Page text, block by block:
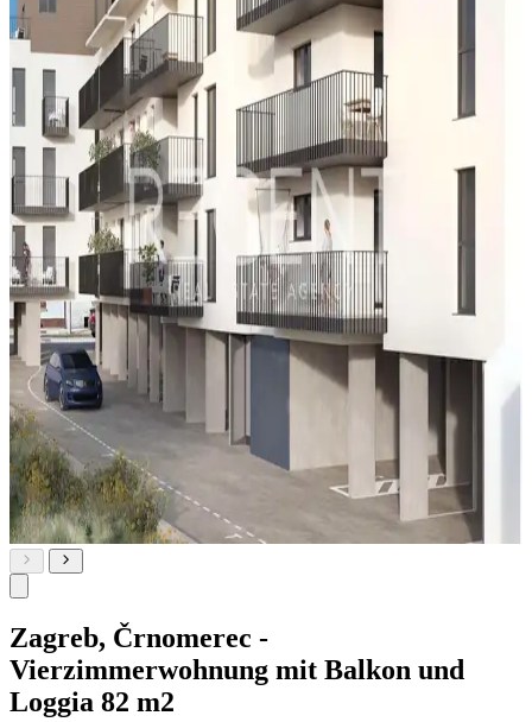
Zagreb, Črnomerec -
Vierzimmerwohnung mit Balkon und
Loggia 82 m2